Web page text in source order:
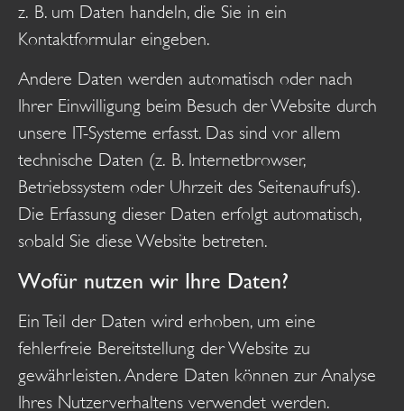
z. B. um Daten handeln, die Sie in ein
Kontaktformular eingeben.
Andere Daten werden automatisch oder nach
Ihrer Einwilligung beim Besuch der Website durch
unsere IT-Systeme erfasst. Das sind vor allem
technische Daten (z. B. Internetbrowser,
Betriebssystem oder Uhrzeit des Seitenaufrufs).
Die Erfassung dieser Daten erfolgt automatisch,
sobald Sie diese Website betreten.
Wofür nutzen wir Ihre Daten?
Ein Teil der Daten wird erhoben, um eine
fehlerfreie Bereitstellung der Website zu
gewährleisten. Andere Daten können zur Analyse
Ihres Nutzerverhaltens verwendet werden.